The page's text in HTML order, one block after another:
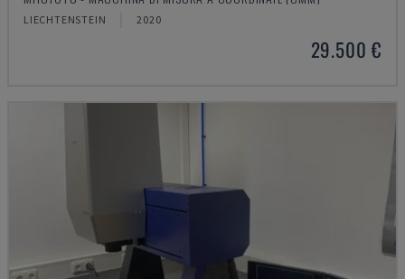
LIECHTENSTEIN 2020
29.500 €